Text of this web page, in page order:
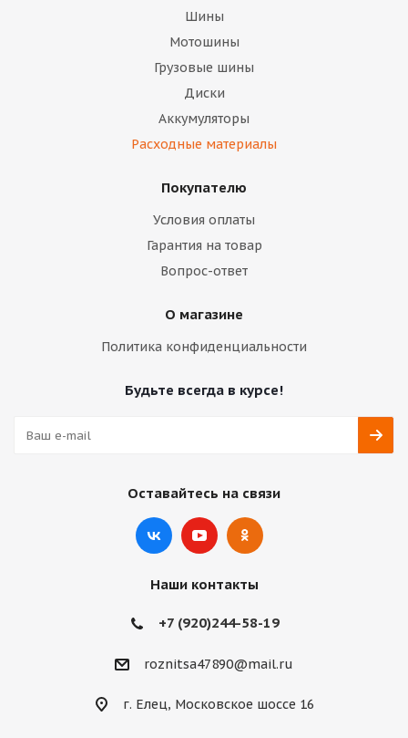
Шины
Мотошины
Грузовые шины
Диски
Аккумуляторы
Расходные материалы
Покупателю
Условия оплаты
Гарантия на товар
Вопрос-ответ
О магазине
Политика конфиденциальности
Будьте всегда в курсе!
Оставайтесь на связи
Наши контакты
+7 (920)244-58-19
roznitsa47890@mail.ru
г. Елец, Московское шоссе 16